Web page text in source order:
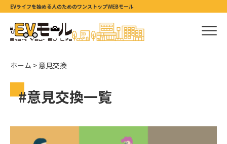
EVライフを始める人のためのワンストップWEBモール
ホーム > 意見交換
#意見交換一覧